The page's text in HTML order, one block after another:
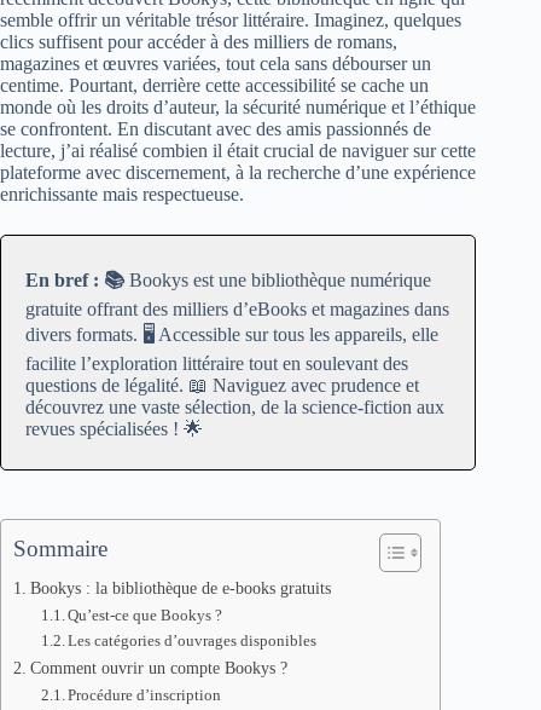
semble offrir un véritable trésor littéraire. Imaginez, quelques
clics suffisent pour accéder à des milliers de romans,
magazines et œuvres variées, tout cela sans débourser un
centime. Pourtant, derrière cette accessibilité se cache un
monde où les droits d’auteur, la sécurité numérique et l’éthique
se confrontent. En discutant avec des amis passionnés de
lecture, j’ai réalisé combien il était crucial de naviguer sur cette
plateforme avec discernement, à la recherche d’une expérience
enrichissante mais respectueuse.
En bref : 📚Bookys est une bibliothèque numérique
gratuite offrant des milliers d’eBooks et magazines dans
divers formats. 🖥️ Accessible sur tous les appareils, elle
facilite l’exploration littéraire tout en soulevant des
questions de légalité. 📖 Naviguez avec prudence et
découvrez une vaste sélection, de la science-fiction aux
revues spécialisées ! 🌟
Sommaire
Bookys : la bibliothèque de e-books gratuits
Qu’est-ce que Bookys ?
Les catégories d’ouvrages disponibles
Comment ouvrir un compte Bookys ?
Procédure d’inscription